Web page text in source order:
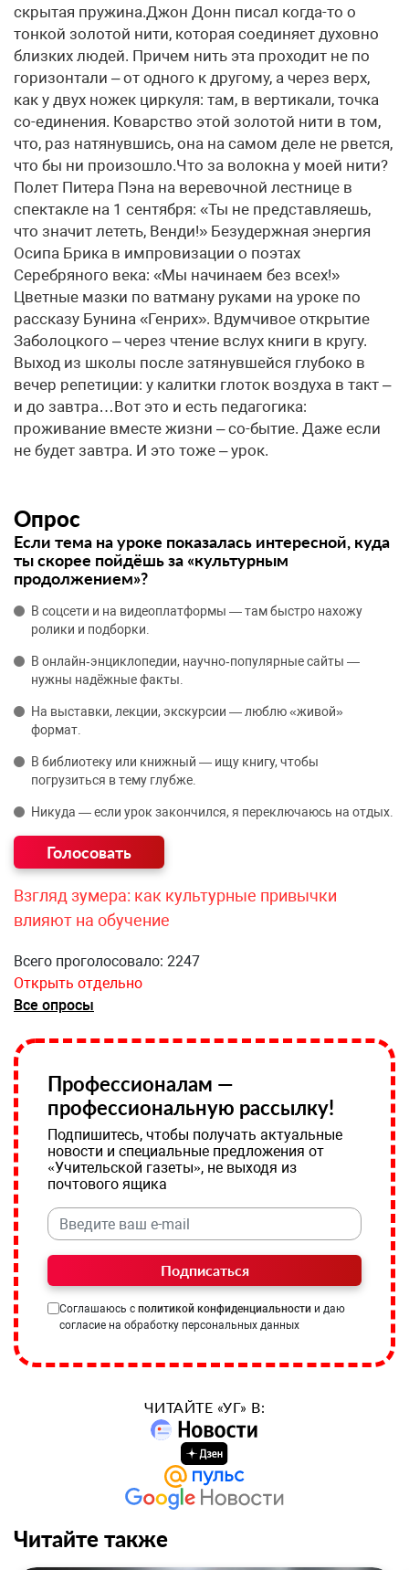
скрытая пружина.Джон Донн писал когда-то о
тонкой золотой нити, которая соединяет духовно
близких людей. Причем нить эта проходит не по
горизонтали – от одного к другому, а через верх,
как у двух ножек циркуля: там, в вертикали, точка
со-единения. Коварство этой золотой нити в том,
что, раз натянувшись, она на самом деле не рвется,
что бы ни произошло.Что за волокна у моей нити?
Полет Питера Пэна на веревочной лестнице в
спектакле на 1 сентября: «Ты не представляешь,
что значит лететь, Венди!» Безудержная энергия
Осипа Брика в импровизации о поэтах
Серебряного века: «Мы начинаем без всех!»
Цветные мазки по ватману руками на уроке по
рассказу Бунина «Генрих». Вдумчивое открытие
Заболоцкого – через чтение вслух книги в кругу.
Выход из школы после затянувшейся глубоко в
вечер репетиции: у калитки глоток воздуха в такт –
и до завтра…Вот это и есть педагогика:
проживание вместе жизни – со-бытие. Даже если
не будет завтра. И это тоже – урок.
Опрос
Если тема на уроке показалась интересной, куда
ты скорее пойдёшь за «культурным
продолжением»?
В соцсети и на видеоплатформы — там быстро нахожу
ролики и подборки.
В онлайн‑энциклопедии, научно‑популярные сайты —
нужны надёжные факты.
На выставки, лекции, экскурсии — люблю «живой»
формат.
В библиотеку или книжный — ищу книгу, чтобы
погрузиться в тему глубже.
Никуда — если урок закончился, я переключаюсь на отдых.
Взгляд зумера: как культурные привычки
влияют на обучение
Всего проголосовало: 2247
Открыть отдельно
Все опросы
Профессионалам —
профессиональную рассылку!
Подпишитесь, чтобы получать актуальные
новости и специальные предложения от
«Учительской газеты», не выходя из
почтового ящика
Подписаться
Соглашаюсь с политикой конфиденциальности и даю
согласие на обработку персональных данных
ЧИТАЙТЕ «УГ» В:
Читайте также